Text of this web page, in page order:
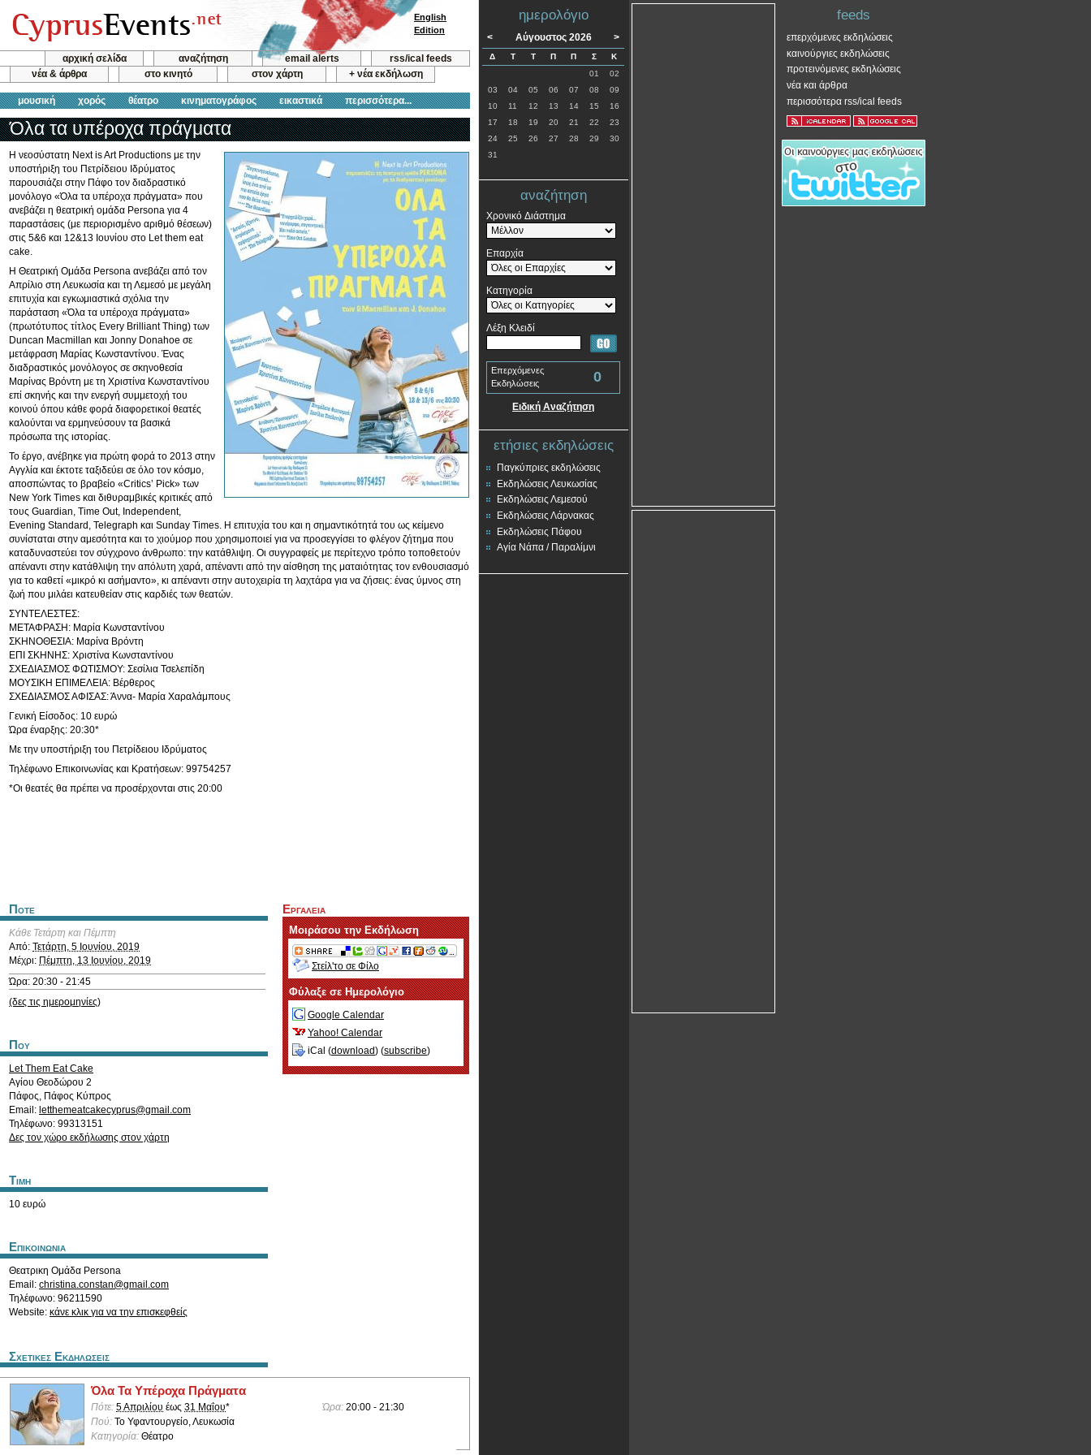
αρχική σελίδα αναζήτηση email alerts
rss/ical feeds
νέα & άρθρα
στο κινητό στον χάρτη + νέα εκδήλωση
μουσική χορός θέατρο κινηματογράφος εικαστικά περισσότερα...
English
Edition
Όλα τα υπέροχα πράγματα
Η νεοσύστατη Next is Art Productions με την
υποστήριξη του Πετρίδειου Ιδρύματος
παρουσιάζει στην Πάφο τον διαδραστικό
μονόλογο «Όλα τα υπέροχα πράγματα» που
ανεβάζει η θεατρική ομάδα Persona για 4
παραστάσεις (με περιορισμένο αριθμό θέσεων)
στις 5&6 και 12&13 Ιουνίου στο Let them eat
cake.
Η Θεατρική Ομάδα Persona ανεβάζει από τον
Απρίλιο στη Λευκωσία και τη Λεμεσό με μεγάλη
επιτυχία και εγκωμιαστικά σχόλια την
παράσταση «Όλα τα υπέροχα πράγματα»
(πρωτότυπος τίτλος Every Brilliant Thing) των
Duncan Macmillan και Jonny Donahoe σε
μετάφραση Μαρίας Κωνσταντίνου. Ένας
διαδραστικός μονόλογος σε σκηνοθεσία
Μαρίνας Βρόντη με τη Χριστίνα Κωνσταντίνου
επί σκηνής και την ενεργή συμμετοχή του
κοινού όπου κάθε φορά διαφορετικοί θεατές
καλούνται να ερμηνεύσουν τα βασικά
πρόσωπα της ιστορίας.
Το έργο, ανέβηκε για πρώτη φορά το 2013 στην
Αγγλία και έκτοτε ταξιδεύει σε όλο τον κόσμο,
αποσπώντας το βραβείο «Critics’ Pick» των
New York Times και διθυραμβικές κριτικές από
τους Guardian, Time Out, Independent,
Evening Standard, Telegraph και Sunday Times. Η επιτυχία του και η σημαντικότητά του ως κείμενο
συνίσταται στην αμεσότητα και το χιούμορ που χρησιμοποιεί για να προσεγγίσει το φλέγον ζήτημα που
καταδυναστεύει τον σύγχρονο άνθρωπο: την κατάθλιψη. Οι συγγραφείς με περίτεχνο τρόπο τοποθετούν
απέναντι στην κατάθλιψη την απόλυτη χαρά, απέναντι από την αίσθηση της ματαιότητας τον ενθουσιασμό
για το καθετί «μικρό κι ασήμαντο», κι απέναντι στην αυτοχειρία τη λαχτάρα για να ζήσεις: ένας ύμνος στη
ζωή που μιλάει κατευθείαν στις καρδιές των θεατών.
ΣΥΝΤΕΛΕΣΤΕΣ:
ΜΕΤΑΦΡΑΣΗ: Μαρία Κωνσταντίνου
ΣΚΗΝΟΘΕΣΙΑ: Μαρίνα Βρόντη
ΕΠΙ ΣΚΗΝΗΣ: Χριστίνα Κωνσταντίνου
ΣΧΕΔΙΑΣΜΟΣ ΦΩΤΙΣΜΟΥ: Σεσίλια Τσελεπίδη
ΜΟΥΣΙΚΗ ΕΠΙΜΕΛΕΙΑ: Βέρθερος
ΣΧΕΔΙΑΣΜΟΣ ΑΦΙΣΑΣ: Άννα- Μαρία Χαραλάμπους
Γενική Είσοδος: 10 ευρώ
Ώρα έναρξης: 20:30*
Με την υποστήριξη του Πετρίδειου Ιδρύματος
Τηλέφωνο Επικοινωνίας και Κρατήσεων: 99754257
*Οι θεατές θα πρέπει να προσέρχονται στις 20:00
Ποτε
Κάθε Τετάρτη και Πέμπτη
Από: Τετάρτη, 5 Ιουνίου, 2019
Μέχρι: Πέμπτη, 13 Ιουνίου, 2019
Ώρα: 20:30 - 21:45
(δες τις ημερομηνίες)
Που
Let Them Eat Cake
Αγίου Θεοδώρου 2
Πάφος, Πάφος Κύπρος
Email: letthemeatcakecyprus@gmail.com
Τηλέφωνο: 99313151
Δες τον χώρο εκδήλωσης στον χάρτη
Τιμη
10 ευρώ
Επικοινωνια
Θεατρικη Ομάδα Persona
Email: christina.constan@gmail.com
Τηλέφωνο: 96211590
Website: κάνε κλικ για να την επισκεφθείς
Εργαλεια
Μοιράσου την Εκδήλωση
Στείλ'το σε Φίλο
Φύλαξε σε Ημερολόγιο
Google Calendar
Yahoo! Calendar
iCal (download) (subscribe)
Σχετικες Εκδηλωσεις
Όλα Τα Υπέροχα Πράγματα
Πότε: 5 Απριλίου έως 31 Μαΐου* Ώρα: 20:00 - 21:30
Πού: Το Υφαντουργείο, Λευκωσία
Κατηγορία: Θέατρο
ημερολόγιο
< Αύγουστος 2026 >
Δ Τ Τ Π Π Σ
Κ
01
02
03
04 05 06 07 08
09
10
11 12 13 14 15
16
17
18 19 20 21 22
23
24
25 26 27 28 29
30
31
αναζήτηση
Χρονικό Διάστημα
Επαρχία
Κατηγορία
Λέξη Κλειδί
Επερχόμενες
Εκδηλώσεις
0
Ειδική Αναζήτηση
ετήσιες εκδηλώσεις
Παγκύπριες εκδηλώσεις
Εκδηλώσεις Λευκωσίας
Εκδηλώσεις Λεμεσού
Εκδηλώσεις Λάρνακας
Εκδηλώσεις Πάφου
Αγία Νάπα / Παραλίμνι
feeds
επερχόμενες εκδηλώσεις
καινούργιες εκδηλώσεις
προτεινόμενες εκδηλώσεις
νέα και άρθρα
περισσότερα rss/ical feeds